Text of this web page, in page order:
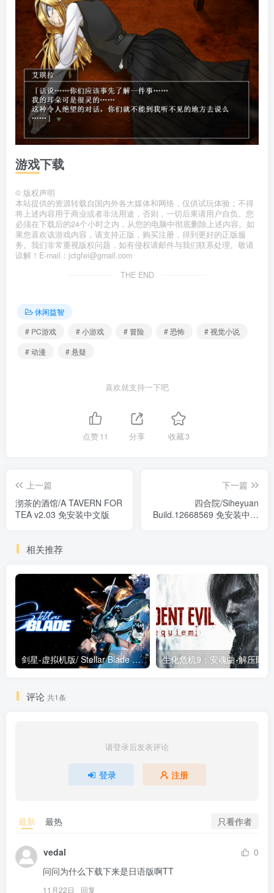
游戏下载
© 版权声明
本站提供的资源转载自国内外各大媒体和网络，仅供试玩体验；不得
将上述内容用于商业或者非法用途，否则，一切后果请用户自负。您
必须在下载后的24个小时之内，从您的电脑中彻底删除上述内容。如
果您喜欢该游戏内容，请支持正版，购买注册，得到更好的正版服
务。我们非常重视版权问题，如有侵权请邮件与我们联系处理。敬请
谅解！E-mail：jctgfei@gmail.com
THE END
休闲益智
# PC游戏
# 小游戏 # 冒险 # 恐怖
# 视觉小说
# 动漫
# 悬疑
喜欢就支持一下吧
点赞11 分享 收藏3
上一篇
沏茶的酒馆/A TAVERN FOR
TEA v2.03 免安装中文版
下一篇
四合院/Siheyuan
Build.12668569 免安装中文
相关推荐
剑星-虚拟机版/ Stellar Blade v1.4.1|Build.19963153 终极版新补丁 送修改器 免安装中文版
评论 共1条
请登录后发表评论
登录 注册
最新 最热 只看作者
vedal
0
问问为什么下载下来是日语版啊TT
11月22日 回复